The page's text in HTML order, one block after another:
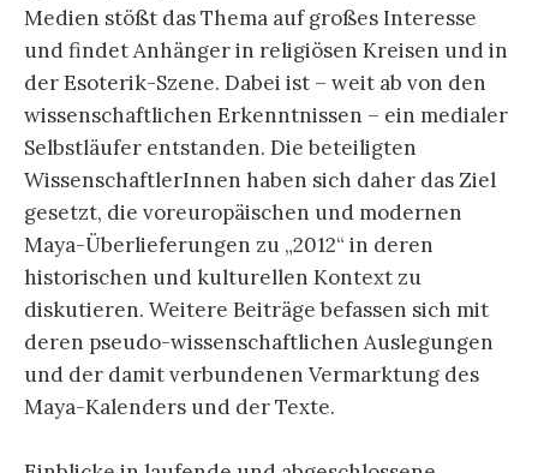
Medien stößt das Thema auf großes Interesse
und findet Anhänger in religiösen Kreisen und in
der Esoterik-Szene. Dabei ist – weit ab von den
wissenschaftlichen Erkenntnissen – ein medialer
Selbstläufer entstanden. Die beteiligten
WissenschaftlerInnen haben sich daher das Ziel
gesetzt, die voreuropäischen und modernen
Maya-Überlieferungen zu „2012“ in deren
historischen und kulturellen Kontext zu
diskutieren. Weitere Beiträge befassen sich mit
deren pseudo-wissenschaftlichen Auslegungen
und der damit verbundenen Vermarktung des
Maya-Kalenders und der Texte.